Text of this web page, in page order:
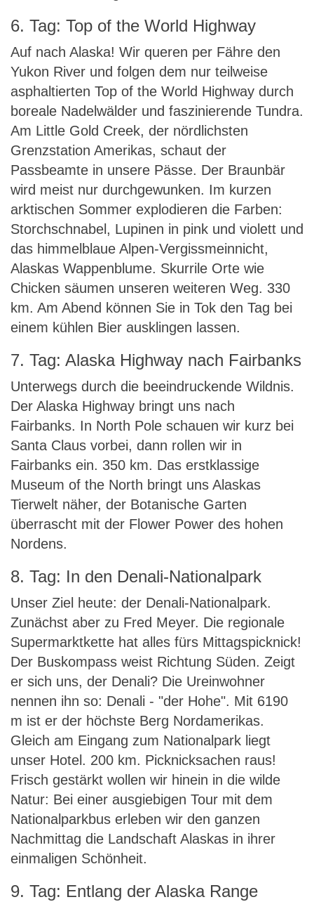
6. Tag: Top of the World Highway
Auf nach Alaska! Wir queren per Fähre den
Yukon River und folgen dem nur teilweise
asphaltierten Top of the World Highway durch
boreale Nadelwälder und faszinierende Tundra.
Am Little Gold Creek, der nördlichsten
Grenzstation Amerikas, schaut der
Passbeamte in unsere Pässe. Der Braunbär
wird meist nur durchgewunken. Im kurzen
arktischen Sommer explodieren die Farben:
Storchschnabel, Lupinen in pink und violett und
das himmelblaue Alpen-Vergissmeinnicht,
Alaskas Wappenblume. Skurrile Orte wie
Chicken säumen unseren weiteren Weg. 330
km. Am Abend können Sie in Tok den Tag bei
einem kühlen Bier ausklingen lassen.
7. Tag: Alaska Highway nach Fairbanks
Unterwegs durch die beeindruckende Wildnis.
Der Alaska Highway bringt uns nach
Fairbanks. In North Pole schauen wir kurz bei
Santa Claus vorbei, dann rollen wir in
Fairbanks ein. 350 km. Das erstklassige
Museum of the North bringt uns Alaskas
Tierwelt näher, der Botanische Garten
überrascht mit der Flower Power des hohen
Nordens.
8. Tag: In den Denali-Nationalpark
Unser Ziel heute: der Denali-Nationalpark.
Zunächst aber zu Fred Meyer. Die regionale
Supermarktkette hat alles fürs Mittagspicknick!
Der Buskompass weist Richtung Süden. Zeigt
er sich uns, der Denali? Die Ureinwohner
nennen ihn so: Denali - "der Hohe". Mit 6190
m ist er der höchste Berg Nordamerikas.
Gleich am Eingang zum Nationalpark liegt
unser Hotel. 200 km. Picknicksachen raus!
Frisch gestärkt wollen wir hinein in die wilde
Natur: Bei einer ausgiebigen Tour mit dem
Nationalparkbus erleben wir den ganzen
Nachmittag die Landschaft Alaskas in ihrer
einmaligen Schönheit.
9. Tag: Entlang der Alaska Range